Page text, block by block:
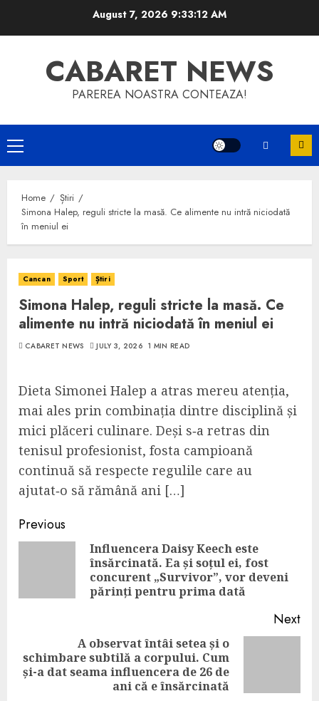
August 7, 2026 9:33:12 AM
CABARET NEWS
PAREREA NOASTRA CONTEAZA!
Primary
Menu
Home
Știri
Simona Halep, reguli stricte la masă. Ce alimente nu intră niciodată
în meniul ei
Cancan Sport Știri
Simona Halep, reguli stricte la masă. Ce
alimente nu intră niciodată în meniul ei
CABARET NEWS JULY 3, 2026 1 MIN READ
Dieta Simonei Halep a atras mereu atenția,
mai ales prin combinația dintre disciplină și
mici plăceri culinare. Deși s‑a retras din
tenisul profesionist, fosta campioană
continuă să respecte regulile care au
ajutat‑o să rămână ani […]
Continue
Reading
Previous
Influencera Daisy Keech este
însărcinată. Ea și soțul ei, fost
concurent „Survivor”, vor deveni
părinți pentru prima dată
Next
Next
post:
A observat întâi setea și o
schimbare subtilă a corpului. Cum
și-a dat seama influencera de 26 de
ani că e însărcinată